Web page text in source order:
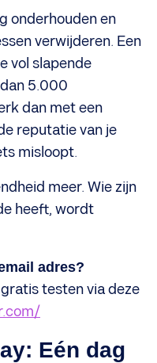
onderhouden en
verwijderen. Een
vol slapende
5.000
dan met een
reputatie van je
misloopt.
meer. Wie zijn
heeft, wordt
adres?
testen via deze
Eén dag